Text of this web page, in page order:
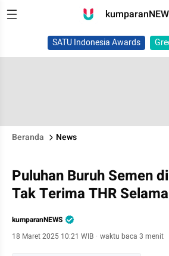
SATU Indonesia Awards
Beranda News
Puluhan Buruh Semen
Tak Terima THR
kumparanNEWS
18 Maret 2025 10:21 WIB · waktu baca 3 menit